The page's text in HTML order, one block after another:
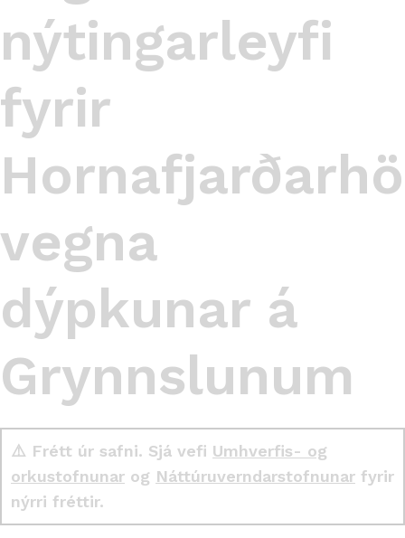
nýtingarleyfi
fyrir
vegna
dýpkunar á
Grynnslunum
⚠️ Frétt úr safni. Sjá vefi Umhverfis- og
orkustofnunar og Náttúruverndarstofnunar fyrir
nýrri fréttir.